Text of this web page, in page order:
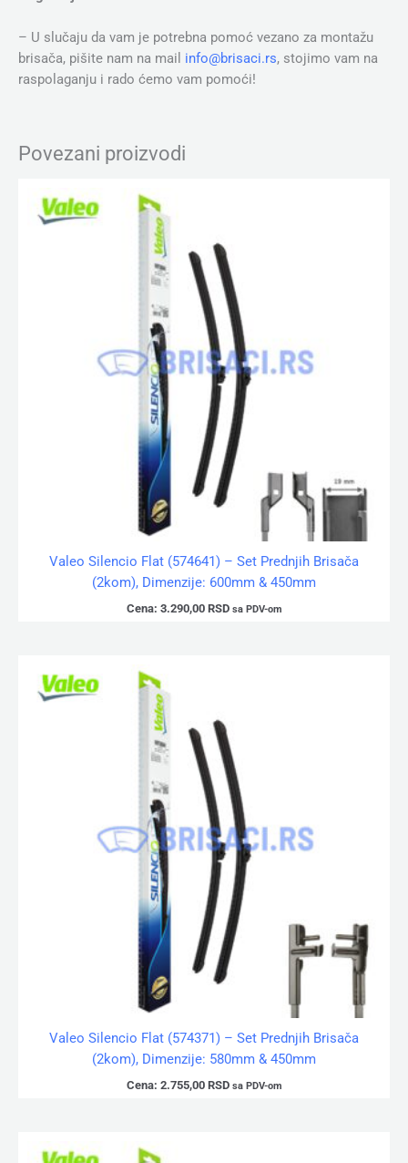
– U slučaju da vam je potrebna pomoć vezano za montažu
brisača, pišite nam na mail info@brisaci.rs, stojimo vam na
raspolaganju i rado ćemo vam pomoći!
Povezani proizvodi
Valeo Silencio Flat (574641) – Set Prednjih Brisača
(2kom), Dimenzije: 600mm & 450mm
Cena: 3.290,00 RSD sa PDV-om
Valeo Silencio Flat (574371) – Set Prednjih Brisača
(2kom), Dimenzije: 580mm & 450mm
Cena: 2.755,00 RSD sa PDV-om